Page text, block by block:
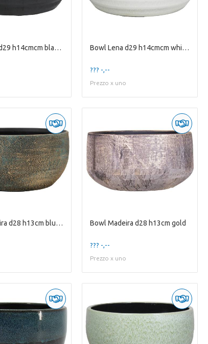
Bowl Lena d29 h14cmcm black matte Bowl Lena d29 h14cmcm white matte
??? -,--
Prezzo x uno
Bowl Madeira d28 h13cm blue gold Bowl Madeira d28 h13cm gold
??? -,--
Prezzo x uno